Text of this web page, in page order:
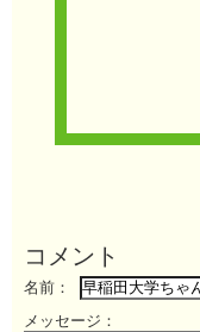
コメント
名前：
メッセージ：